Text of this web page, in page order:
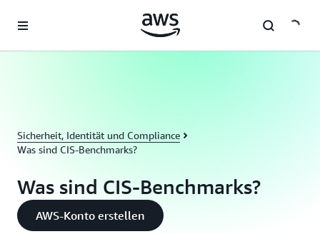
Überspringen zum Hauptinhalt
Sicherheit, Identität und Compliance
Was sind CIS-Benchmarks?
Was sind CIS-Benchmarks?
AWS-Konto erstellen